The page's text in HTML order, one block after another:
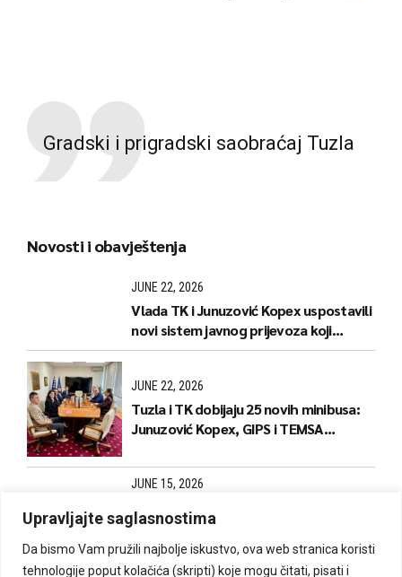
Upravljajte saglasnostima
Da bismo Vam pružili najbolje iskustvo, ova web stranica koristi
tehnologije poput kolačića (skripti) koje mogu čitati, pisati i
Gradski i prigradski saobraćaj Tuzla
Novosti i obavještenja
JUNE 22, 2026
Vlada TK i Junuzović Kopex uspostavili
novi sistem javnog prijevoza koji
donosi jeftinije karte i stabilnije linije
JUNE 22, 2026
Tuzla i TK dobijaju 25 novih minibusa:
Junuzović Kopex, GIPS i TEMSA
JUNE 15, 2026
Počela izrada i dopuna kartica za
kantonalne linije